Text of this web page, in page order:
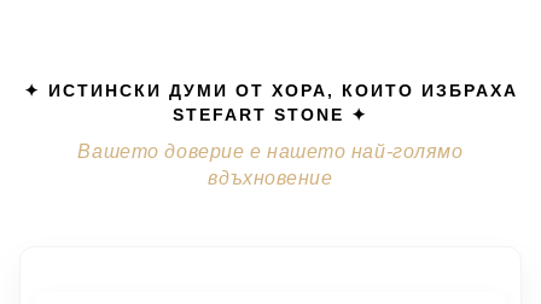
✦ ИСТИНСКИ ДУМИ ОТ ХОРА, КОИТО ИЗБРАХА
STEFART STONE ✦
Вашето доверие е нашето най-голямо
вдъхновение